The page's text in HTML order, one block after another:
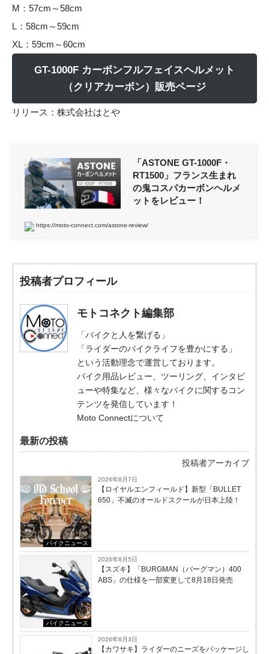
M：57cm～58cm
L：58cm～59cm
XL：59cm～60cm
GT-1000F カーボンフルフェイスヘルメット
（クリアカーボン）販売ページ
リリース： 株式会社はとや
「ASTONE GT-1000F・
RT1500」フランス生まれ
の鬼コスパカーボンヘルメ
ットをレビュー！
https://moto-connect.com/astone-review/
投稿者プロフィール
モトコネクト編集部
「バイクと人を繋げる」
「ライダーのバイクライフを豊かにする」
という活動理念で運営しております。
バイク用品レビュー、ツーリング、インタビ
ューや特集など、様々なバイクに関するコン
テンツを発信しています！
Moto Connectについて
最新の投稿
投稿者アーカイブ
バイクニュース
2026年8月7日
【ロイヤルエンフィールド】新型「BULLET
650」不滅のオールドスクールが⽇本上陸！
バイクニュース
2026年8月5日
【スズキ】「BURGMAN（バーグマン）400
ABS」の仕様を一部変更して8月18日発売
2026年8月3日
【カワサキ】ライダーのニーズをパッケージし